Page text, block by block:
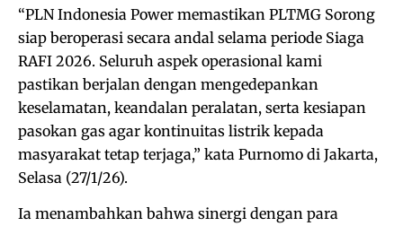
“PLN Indonesia Power memastikan PLTMG Sorong
siap beroperasi secara andal selama periode Siaga
RAFI 2026. Seluruh aspek operasional kami
pastikan berjalan dengan mengedepankan
keselamatan, keandalan peralatan, serta kesiapan
pasokan gas agar kontinuitas listrik kepada
masyarakat tetap terjaga,” kata Purnomo di Jakarta,
Selasa (27/1/26).
Ia menambahkan bahwa sinergi dengan para